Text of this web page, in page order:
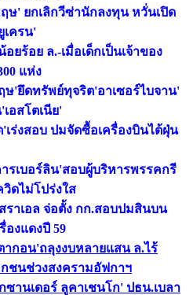
ษ' ยกเลิกวีซ่านักลงทุน หวั่นเปิด
เครน'
ยร้อย ล.-เมื่อเด็กเป็นเจ้าของ
แห่ง
ษ'ยึดทรัพย์ทุจริต'อาเซอร์ไบจาน'
อสโตเนีย'
ร่งสอบ ปมจัดซื้อเครื่องบินไต้ฝุ่น
รเบอร์ลิน'สอบผู้บริหารพรรคกรี
ดไม่โปร่งใส
ราเอล จ่อตั้ง กก.สอบปมสินบน
องแดงปี 59
กอน'ถลุงงบหลายแสน ล.ไร้
ชนช่วงสงครามอัฟกาฯ
ซานเดอร์ ลูคาเชนโก' ปธน.เบลา